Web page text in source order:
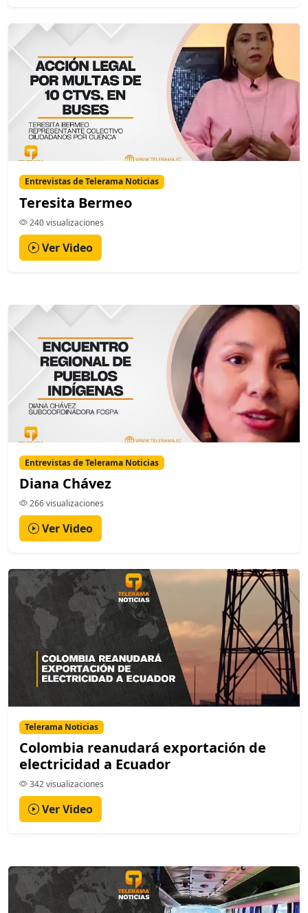
Entrevistas de Telerama Noticias
Teresita Bermeo
240 visualizaciones
Ver Video
Entrevistas de Telerama Noticias
Diana Chávez
266 visualizaciones
Ver Video
Telerama Noticias
Colombia reanudará exportación de
electricidad a Ecuador
342 visualizaciones
Ver Video